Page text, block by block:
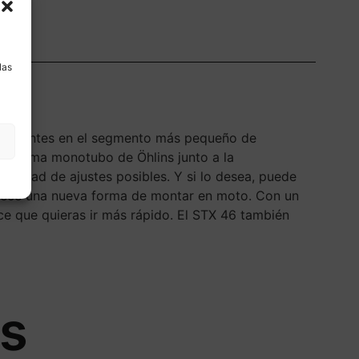
en el segmento más pequeño de
monotubo de Öhlins junto a la
de ajustes posibles. Y si lo desea, puede
una nueva forma de montar en moto. Con un
que quieras ir más rápido. El STX 46 también